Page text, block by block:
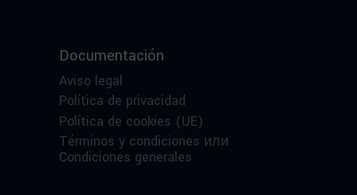
Documentación
Aviso legal
Política de privacidad
Política de cookies (UE)
Términos y condiciones или
Condiciones generales